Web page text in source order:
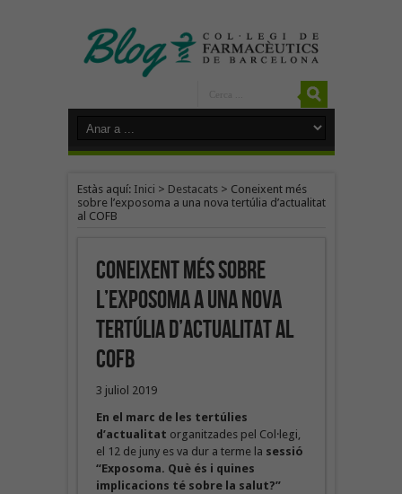
Estàs aquí: Inici > Destacats> Coneixent més
sobre l’exposoma a una nova tertúlia d’actualitat
al COFB
Coneixent més sobre
l’exposoma a una nova
tertúlia d’actualitat al
COFB
3 juliol 2019
En el marc de les tertúlies
d’actualitat organitzades pel Col·legi,
el 12 de juny es va dur a terme la sessió
“Exposoma. Què és i quines
implicacions té sobre la salut?”